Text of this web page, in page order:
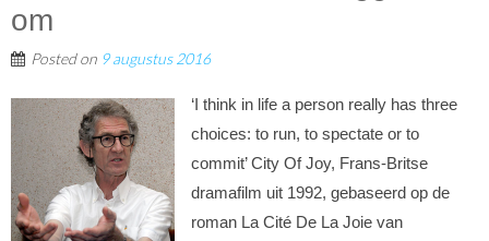
om
Posted on 9 augustus 2016
‘I think in life a person really has three
choices: to run, to spectate or to
commit’ City Of Joy, Frans-Britse
dramafilm uit 1992, gebaseerd op de
roman La Cité De La Joie van